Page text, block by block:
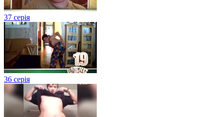
37 серія
36 серія